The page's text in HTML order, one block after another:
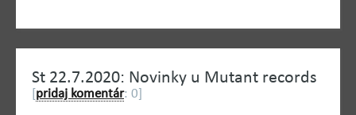
St 22.7.2020: Novinky u Mutant records
pridaj komentár: 0]